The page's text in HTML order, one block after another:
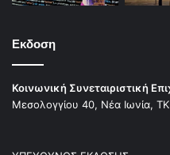
Εκδοση
Κοινωνική Συνεταιριστική
Μεσολογγίου 40, Νέα Ιωνία,